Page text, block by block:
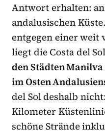
Antwort erhalten:
andalusischen
entgegen einer weit
liegt die Costa del
den Städten
im Osten
del Sol deshalb
Kilometer
schöne Strände